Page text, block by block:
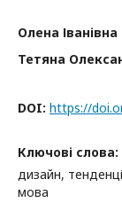
Олена
Тетяна
DOI: https://
Ключові слова:
дизайн,
мова